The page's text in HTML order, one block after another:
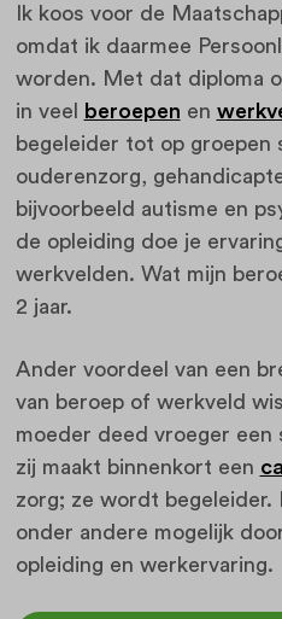
Ik koos voor de
omdat ik daarmee
worden. Met dat diploma
in veel
beroepen en
begeleider tot op groepen
ouderenzorg,
bijvoorbeeld autisme en
de opleiding doe je
werkvelden. Wat mijn
2 jaar.
Ander voordeel van een
van beroep of werkveld
moeder deed vroeger een
zij maakt binnenkort een
zorg; ze wordt begeleider.
onder andere mogelijk
opleiding en werkervaring.